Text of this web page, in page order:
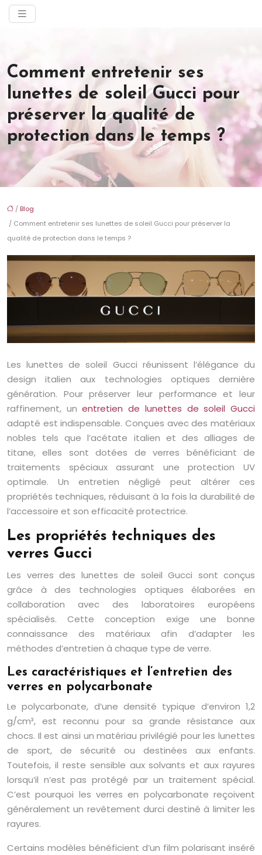
Comment entretenir ses
lunettes de soleil Gucci pour
préserver la qualité de
protection dans le temps ?
/ Blog
/ Comment entretenir ses lunettes de soleil Gucci pour préserver la
qualité de protection dans le temps ?
Les lunettes de soleil Gucci réunissent l’élégance du
design italien aux technologies optiques dernière
génération. Pour préserver leur performance et leur
raffinement, unentretien de lunettes de soleil Gucci
adapté est indispensable. Conçues avec des matériaux
nobles tels que l’acétate italien et des alliages de
titane, elles sont dotées de verres bénéficiant de
traitements spéciaux assurant une protection UV
optimale. Un entretien négligé peut altérer ces
propriétés techniques, réduisant à la fois la durabilité de
l’accessoire et son efficacité protectrice.
Les propriétés techniques des
verres Gucci
Les verres des lunettes de soleil Gucci sont conçus
grâce à des technologies optiques élaborées en
collaboration avec des laboratoires européens
spécialisés. Cette conception exige une bonne
connaissance des matériaux afin d’adapter les
méthodes d’entretien à chaque type de verre.
Les caractéristiques et l’entretien des
verres en polycarbonate
Le polycarbonate, d’une densité typique d’environ 1,2
g/cm³, est reconnu pour sa grande résistance aux
chocs. Il est ainsi un matériau privilégié pour les lunettes
de sport, de sécurité ou destinées aux enfants.
Toutefois, il reste sensible aux solvants et aux rayures
lorsqu’il n’est pas protégé par un traitement spécial.
C’est pourquoi les verres en polycarbonate reçoivent
généralement un revêtement durci destiné à limiter les
rayures.
Certains modèles bénéficient d’un film polarisant inséré